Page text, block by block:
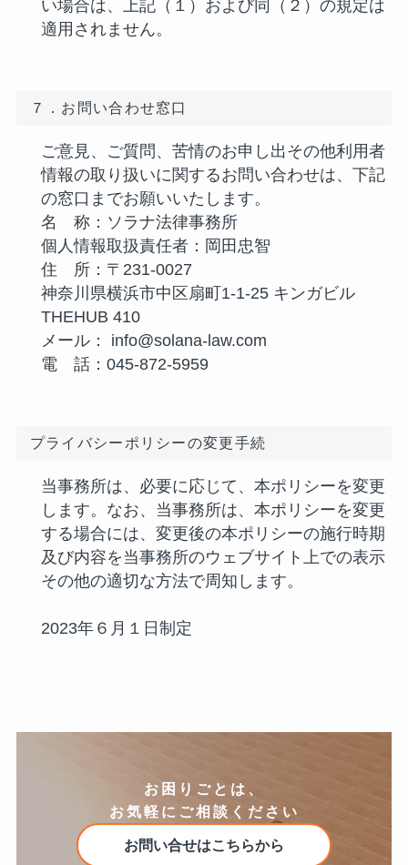
い場合は、上記（１）および同（２）の規定は
適用されません。
７．お問い合わせ窓口
ご意見、ご質問、苦情のお申し出その他利用者
情報の取り扱いに関するお問い合わせは、下記
の窓口までお願いいたします。
名 称：ソラナ法律事務所
個人情報取扱責任者：岡田忠智
住 所：〒231-0027
神奈川県横浜市中区扇町1-1-25 キンガビル
THEHUB 410
メール： info@solana-law.com
電 話：045-872-5959
プライバシーポリシーの変更手続
当事務所は、必要に応じて、本ポリシーを変更
します。なお、当事務所は、本ポリシーを変更
する場合には、変更後の本ポリシーの施行時期
及び内容を当事務所のウェブサイト上での表示
その他の適切な方法で周知します。
2023年６月１日制定
お困りごとは、
お気軽にご相談ください
お問い合せはこちらから